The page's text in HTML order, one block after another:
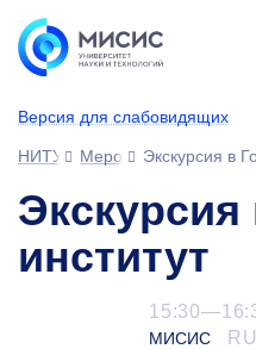
Версия для слабовидящих
НИТУ МИСИСМероприятияЭкскурсия в
институт
МИСИС
RU